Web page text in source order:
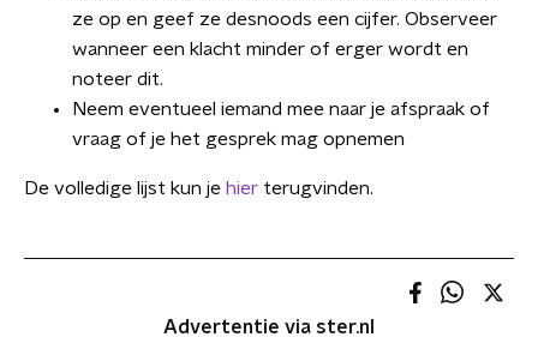
ze op en geef ze desnoods een cijfer. Observeer
wanneer een klacht minder of erger wordt en
noteer dit.
Neem eventueel iemand mee naar je afspraak of
vraag of je het gesprek mag opnemen
De volledige lijst kun je hier terugvinden.
Advertentie via ster.nl